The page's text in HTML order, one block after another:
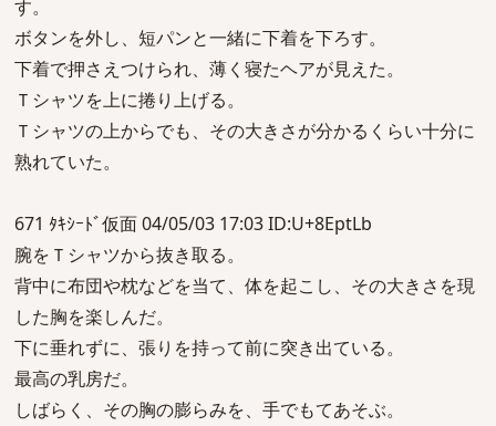
す。
ボタンを外し、短パンと一緒に下着を下ろす。
下着で押さえつけられ、薄く寝たヘアが見えた。
Ｔシャツを上に捲り上げる。
Ｔシャツの上からでも、その大きさが分かるくらい十分に
熟れていた。
671 ﾀｷｼｰﾄﾞ仮面 04/05/03 17:03 ID:U+8EptLb
腕をＴシャツから抜き取る。
背中に布団や枕などを当て、体を起こし、その大きさを現
した胸を楽しんだ。
下に垂れずに、張りを持って前に突き出ている。
最高の乳房だ。
しばらく、その胸の膨らみを、手でもてあそぶ。